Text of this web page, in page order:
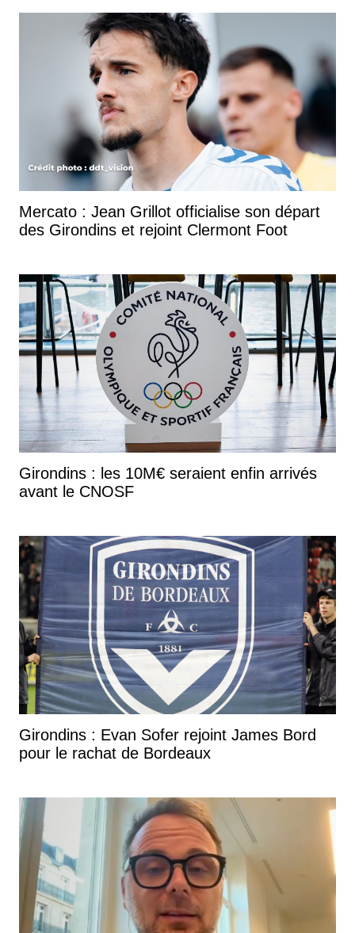
Mercato : Jean Grillot officialise son départ
des Girondins et rejoint Clermont Foot
Girondins : les 10M€ seraient enfin arrivés
avant le CNOSF
Girondins : Evan Sofer rejoint James Bord
pour le rachat de Bordeaux